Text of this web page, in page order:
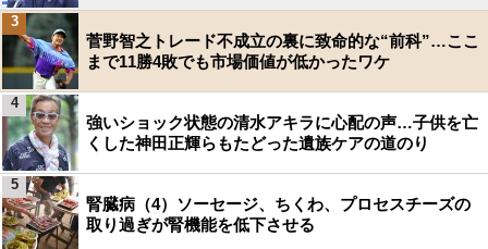
菅野智之トレード不成立の裏に致命的な“前科”…ここ
まで11勝4敗でも市場価値が低かったワケ
3
強いショック状態の清水アキラに心配の声…子供を亡
くした神田正輝らもたどった遺族ケアの道のり
4
腎臓病（4）ソーセージ、ちくわ、プロセスチーズの
取り過ぎが腎機能を低下させる
5